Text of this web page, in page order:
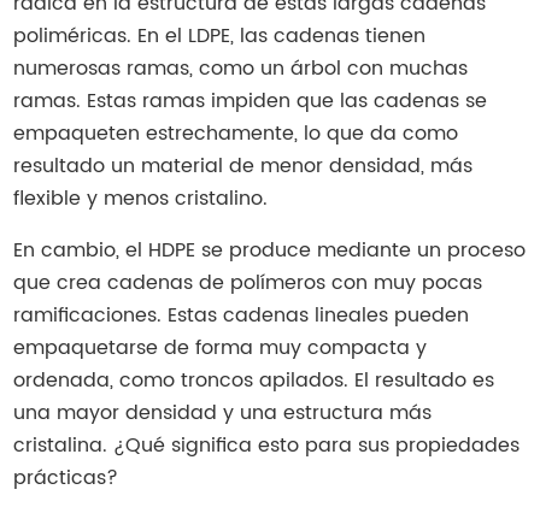
poliméricas. En el LDPE, las cadenas tienen
numerosas ramas, como un árbol con muchas
ramas. Estas ramas impiden que las cadenas se
empaqueten estrechamente, lo que da como
resultado un material de menor densidad, más
flexible y menos cristalino.
En cambio, el HDPE se produce mediante un proceso
que crea cadenas de polímeros con muy pocas
ramificaciones. Estas cadenas lineales pueden
empaquetarse de forma muy compacta y
ordenada, como troncos apilados. El resultado es
una mayor densidad y una estructura más
cristalina. ¿Qué significa esto para sus propiedades
prácticas?